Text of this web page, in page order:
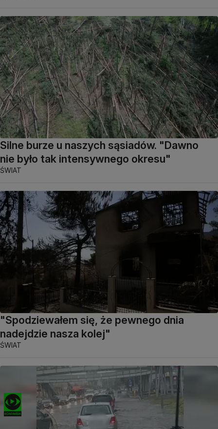
Silne burze u naszych sąsiadów. "Dawno
nie było tak intensywnego okresu"
ŚWIAT
"Spodziewałem się, że pewnego dnia
nadejdzie nasza kolej"
ŚWIAT